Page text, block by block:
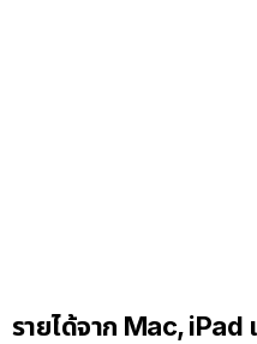
รายได้จาก Mac,